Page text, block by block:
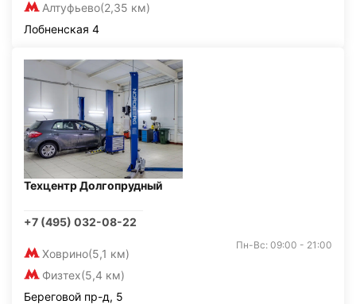
Алтуфьево(2,35 км)
Лобненская 4
Техцентр Долгопрудный
+7 (495) 032-08-22
Ховрино(5,1 км)
Физтех(5,4 км)
Пн-Вс: 09:00 - 21:00
Береговой пр-д, 5